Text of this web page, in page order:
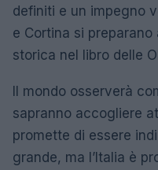
definiti e un impegno
e Cortina si
storica nel libro delle
Il mondo osserverà
sapranno accogliere
promette di essere
grande, ma l’Italia è